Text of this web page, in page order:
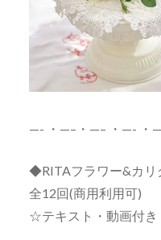
—- ・—–・—– ・—- ・
◆RITAフラワー&カリ
全12回(商用利用可)
☆テキスト・動画付き